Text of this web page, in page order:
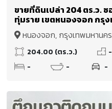
ขายที่ดินเปล่า 204 ตร.ว.
ทุ่มราย เขตหนองจอก กรุ
ได้หนองจอก, กรุงเทพมหานคร
204.00 (ตร.ว.)
-
- -